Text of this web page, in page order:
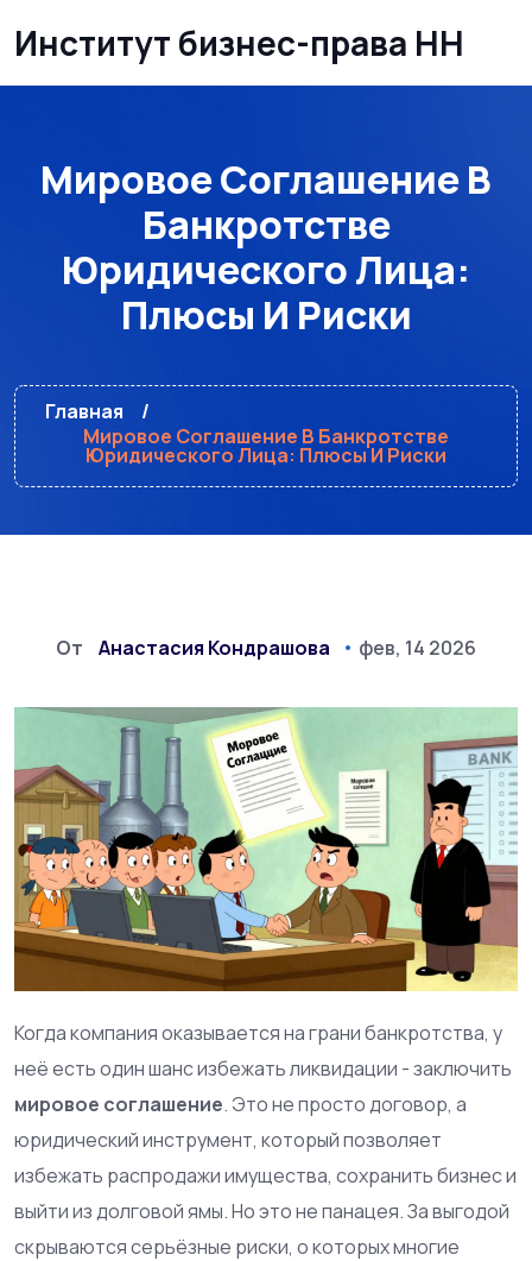
Институт бизнес-права НН
Мировое Соглашение В
Банкротстве
Юридического Лица:
Плюсы И Риски
Главная
Мировое Соглашение В Банкротстве
Юридического Лица: Плюсы И Риски
От Анастасия Кондрашова фев, 14 2026
Когда компания оказывается на грани банкротства, у
неё есть один шанс избежать ликвидации - заключить
мировое соглашение. Это не просто договор, а
юридический инструмент, который позволяет
избежать распродажи имущества, сохранить бизнес и
выйти из долговой ямы. Но это не панацея. За выгодой
скрываются серьёзные риски, о которых многие